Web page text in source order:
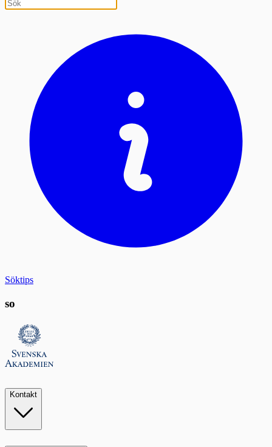
Söktips
so
Kontakt